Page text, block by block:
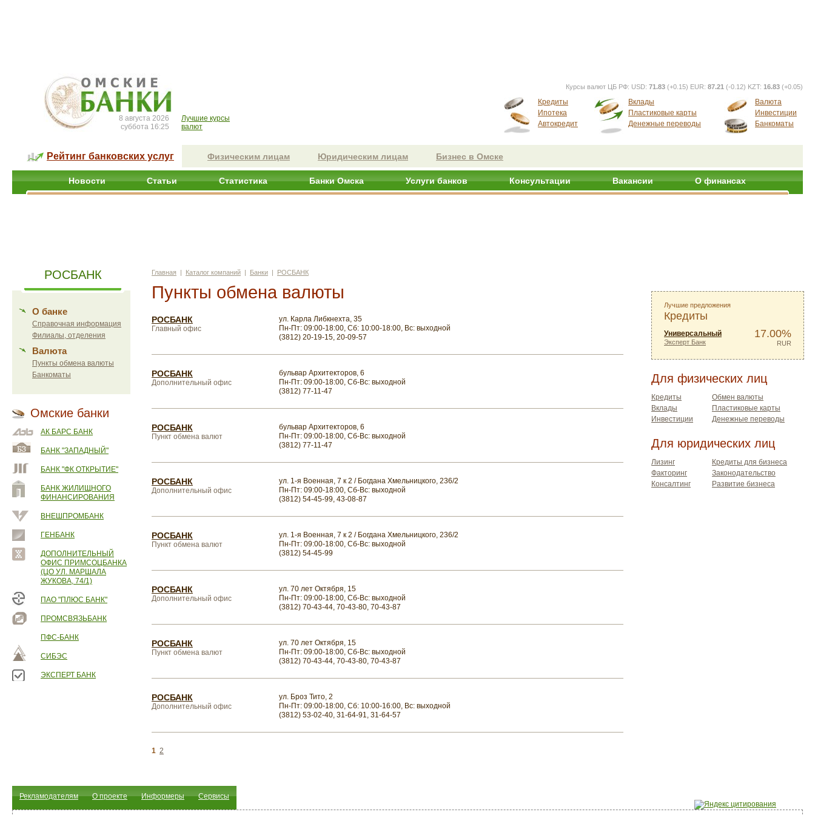
8 августа 2026
суббота 16:25
Лучшие курсы
валют
Курсы валют ЦБ РФ: USD: 71.83 (+0.15) EUR: 87.21 (-0.12) KZT: 16.83 (+0.05)
Кредиты
Ипотека
Автокредит
Вклады
Пластиковые карты
Денежные переводы
Валюта
Инвестиции
Банкоматы
Рейтинг банковских услуг Физическим лицам Юридическим лицам Бизнес в Омске
Новости Статьи Статистика Банки Омска Услуги банков Консультации Вакансии О финансах
РОСБАНК
О банке
Справочная информация
Филиалы, отделения
Валюта
Пункты обмена валюты
Банкоматы
Омские банки
АК БАРС БАНК
БАНК "ЗАПАДНЫЙ"
БАНК "ФК ОТКРЫТИЕ"
БАНК ЖИЛИЩНОГО
ФИНАНСИРОВАНИЯ
ВНЕШПРОМБАНК
ГЕНБАНК
ДОПОЛНИТЕЛЬНЫЙ
ОФИС ПРИМСОЦБАНКА
(ЦО УЛ. МАРШАЛА
ЖУКОВА, 74/1)
ПАО "ПЛЮС БАНК"
ПРОМСВЯЗЬБАНК
ПФС-БАНК
СИБЭС
ЭКСПЕРТ БАНК
Главная | Каталог компаний | Банки | РОСБАНК
Пункты обмена валюты
РОСБАНК
Главный офис
ул. Карла Либкнехта, 35
Пн-Пт: 09:00-18:00, Сб: 10:00-18:00, Вс: выходной
(3812) 20-19-15, 20-09-57
РОСБАНК
Дополнительный офис
бульвар Архитекторов, 6
Пн-Пт: 09:00-18:00, Сб-Вс: выходной
(3812) 77-11-47
РОСБАНК
Пункт обмена валют
бульвар Архитекторов, 6
Пн-Пт: 09:00-18:00, Сб-Вс: выходной
(3812) 77-11-47
РОСБАНК
Дополнительный офис
ул. 1-я Военная, 7 к 2 / Богдана Хмельницкого, 236/2
Пн-Пт: 09:00-18:00, Сб-Вс: выходной
(3812) 54-45-99, 43-08-87
РОСБАНК
Пункт обмена валют
ул. 1-я Военная, 7 к 2 / Богдана Хмельницкого, 236/2
Пн-Пт: 09:00-18:00, Сб-Вс: выходной
(3812) 54-45-99
РОСБАНК
Дополнительный офис
ул. 70 лет Октября, 15
Пн-Пт: 09:00-18:00, Сб-Вс: выходной
(3812) 70-43-44, 70-43-80, 70-43-87
РОСБАНК
Пункт обмена валют
ул. 70 лет Октября, 15
Пн-Пт: 09:00-18:00, Сб-Вс: выходной
(3812) 70-43-44, 70-43-80, 70-43-87
РОСБАНК
Дополнительный офис
ул. Броз Тито, 2
Пн-Пт: 09:00-18:00, Сб: 10:00-16:00, Вс: выходной
(3812) 53-02-40, 31-64-91, 31-64-57
1 2
Лучшие предложения
Кредиты
Универсальный
Эксперт Банк
17.00%
RUR
Для физических лиц
Кредиты
Вклады
Инвестиции
Обмен валюты
Пластиковые карты
Денежные переводы
Для юридических лиц
Лизинг
Факторинг
Консалтинг
Кредиты для бизнеса
Законодательство
Развитие бизнеса
Рекламодателям О проекте Информеры Сервисы